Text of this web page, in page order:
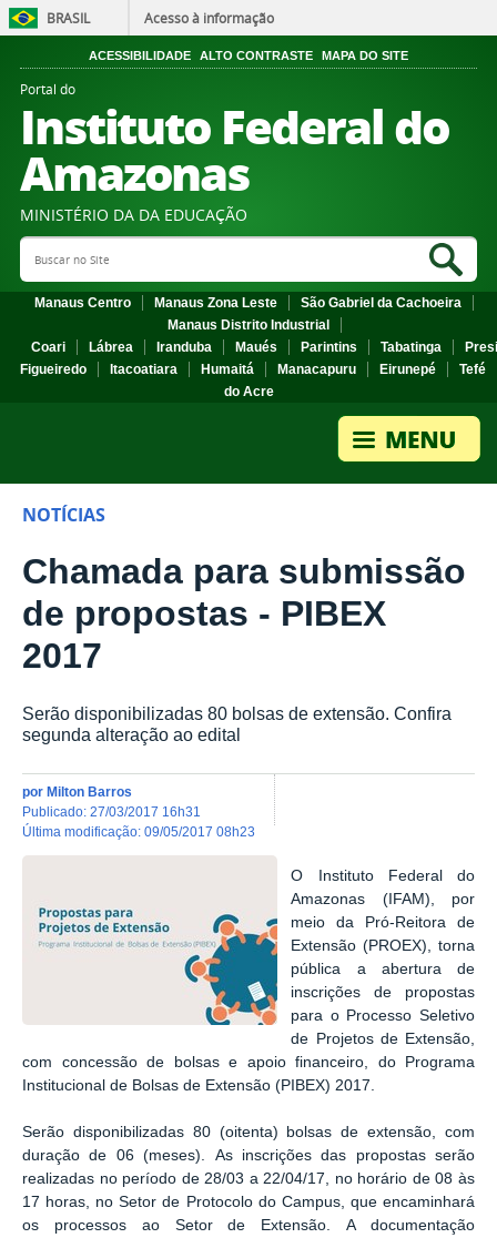
BRASIL Acesso à informação
ACESSIBILIDADE ALTO CONTRASTE MAPA DO SITE
Portal do
Instituto Federal do
Amazonas
MINISTÉRIO DA DA EDUCAÇÃO
Search Site
Manaus Centro Manaus Zona Leste
São Gabriel da Cachoeira
Manaus Distrito Industrial
Coari
Lábrea Iranduba Maués Parintins Tabatinga
Figueiredo
Itacoatiara Humaitá Manacapuru Eirunepé
Tefé
do Acre
NOTÍCIAS
Chamada para submissão
de propostas - PIBEX
2017
Serão disponibilizadas 80 bolsas de extensão. Confira
segunda alteração ao edital
por Milton Barros
publicado: 27/03/2017 16h31
última modificação: 09/05/2017 08h23
O Instituto Federal do
Amazonas (IFAM), por
meio da Pró-Reitora de
Extensão (PROEX), torna
pública a abertura de
inscrições de propostas
para o Processo Seletivo
de Projetos de Extensão,
com concessão de bolsas e apoio financeiro, do Programa
Institucional de Bolsas de Extensão (PIBEX) 2017.
Serão disponibilizadas 80 (oitenta) bolsas de extensão, com
duração de 06 (meses). As inscrições das propostas serão
realizadas no período de 28/03 a 22/04/17, no horário de 08 às
17 horas, no Setor de Protocolo do Campus, que encaminhará
os processos ao Setor de Extensão.A documentação